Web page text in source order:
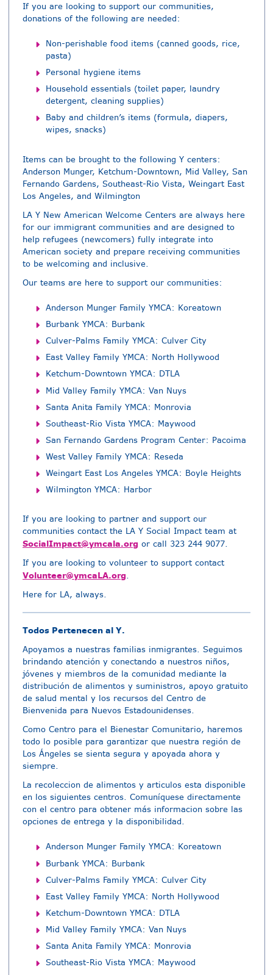
If you are looking to support our communities,
donations of the following are needed:
Non-perishable food items (canned goods, rice,
pasta)
Personal hygiene items
Household essentials (toilet paper, laundry
detergent, cleaning supplies)
Baby and children’s items (formula, diapers,
wipes, snacks)
Items can be brought to the following Y centers:
Anderson Munger, Ketchum-Downtown, Mid Valley, San
Fernando Gardens, Southeast-Rio Vista, Weingart East
Los Angeles, and Wilmington
LA Y New American Welcome Centers are always here
for our immigrant communities and are designed to
help refugees (newcomers) fully integrate into
American society and prepare receiving communities
to be welcoming and inclusive.
Our teams are here to support our communities:
Anderson Munger Family YMCA: Koreatown
Burbank YMCA: Burbank
Culver-Palms Family YMCA: Culver City
East Valley Family YMCA: North Hollywood
Ketchum-Downtown YMCA: DTLA
Mid Valley Family YMCA: Van Nuys
Santa Anita Family YMCA: Monrovia
Southeast-Rio Vista YMCA: Maywood
San Fernando Gardens Program Center: Pacoima
West Valley Family YMCA: Reseda
Weingart East Los Angeles YMCA: Boyle Heights
Wilmington YMCA: Harbor
If you are looking to partner and support our
communities contact the LA Y Social Impact team at
SocialImpact@ymcala.org or call 323 244 9077.
If you are looking to volunteer to support contact
Volunteer@ymcaLA.org.
Here for LA, always.
Todos Pertenecen al Y.
Apoyamos a nuestras familias inmigrantes. Seguimos
brindando atención y conectando a nuestros niños,
jóvenes y miembros de la comunidad mediante la
distribución de alimentos y suministros, apoyo gratuito
de salud mental y los recursos del Centro de
Bienvenida para Nuevos Estadounidenses.
Como Centro para el Bienestar Comunitario, haremos
todo lo posible para garantizar que nuestra región de
Los Ángeles se sienta segura y apoyada ahora y
siempre.
La recoleccion de alimentos y articulos esta disponible
en los siguientes centros. Comuníquese directamente
con el centro para obtener más informacion sobre las
opciones de entrega y la disponibilidad.
Anderson Munger Family YMCA: Koreatown
Burbank YMCA: Burbank
Culver-Palms Family YMCA: Culver City
East Valley Family YMCA: North Hollywood
Ketchum-Downtown YMCA: DTLA
Mid Valley Family YMCA: Van Nuys
Santa Anita Family YMCA: Monrovia
Southeast-Rio Vista YMCA: Maywood